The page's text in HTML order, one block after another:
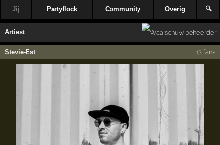
Jij Partyflock Community Overig 🔍
Artiest
Stevie-Est 13 fans